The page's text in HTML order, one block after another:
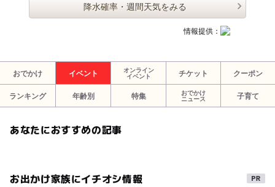
降水確率・週間天気をみる
情報提供：
おでかけ イベント
オンライン
イベント
チケット クーポン
ランキング 年齢別 特集
おでかけ
ニュース
子育て
あなたにおすすめの記事
お出かけ家族にイチオシ情報